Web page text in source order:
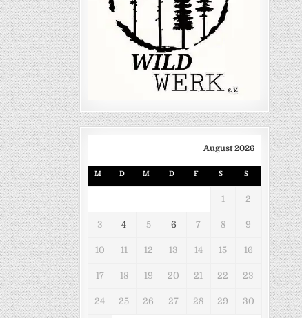
August 2026
M D M D F S S
1 2
3 4 5 6 7 8 9
10 11 12 13 14 15 16
17 18 19 20 21 22 23
24 25 26 27 28 29 30